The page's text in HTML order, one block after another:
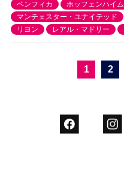
ベンフィカ
ホッフェンハイム
マンチェスター・ユナイテッド
リヨン
レアル・マドリー
1 2